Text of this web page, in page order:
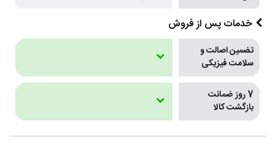
خدمات پس از فروش
تضمین اصالت و
سلامت فیزیکی
7 روز ضمانت
بازگشت کالا